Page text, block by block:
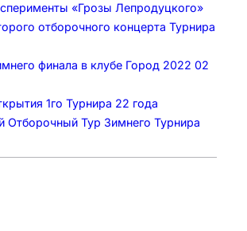
«Грозы Лепродуцкого»
отборочного концерта Турнира
финала в клубе Город 2022 02
1го Турнира 22 года
Отборочный Тур Зимнего Турнира